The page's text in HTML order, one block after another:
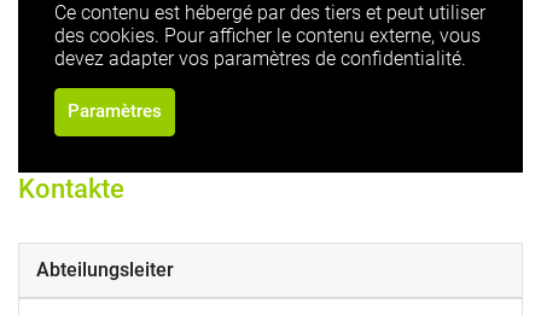
Ce contenu est hébergé par des tiers et peut utiliser
des cookies. Pour afficher le contenu externe, vous
devez adapter vos paramètres de confidentialité.
Paramètres
Kontakte
Abteilungsleiter